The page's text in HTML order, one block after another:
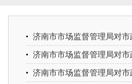
济南市市场监督管理局对市
济南市市场监督管理局对市
济南市市场监督管理局对市